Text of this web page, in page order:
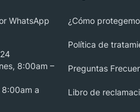
WhatsApp
8:00am –
a
¿Cómo
Política de
Preguntas
Libro de